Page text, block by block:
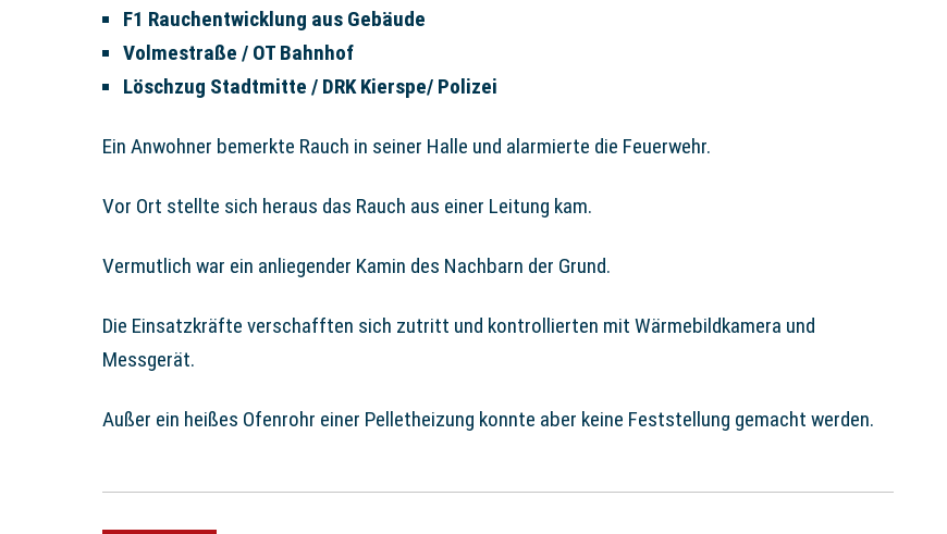
F1 Rauchentwicklung aus Gebäude
Volmestraße / OT Bahnhof
Löschzug Stadtmitte / DRK Kierspe/ Polizei
Ein Anwohner bemerkte Rauch in seiner Halle und alarmierte die Feuerwehr.
Vor Ort stellte sich heraus das Rauch aus einer Leitung kam.
Vermutlich war ein anliegender Kamin des Nachbarn der Grund.
Die Einsatzkräfte verschafften sich zutritt und kontrollierten mit Wärmebildkamera und
Messgerät.
Außer ein heißes Ofenrohr einer Pelletheizung konnte aber keine Feststellung gemacht werden.